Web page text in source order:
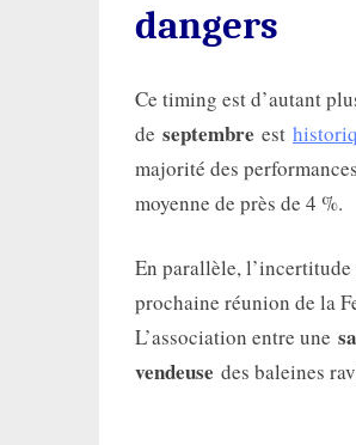
dangers
Ce timing est d’autant
de septembre est
majorité des
moyenne de près de 4 %.
En parallèle,
prochaine réunion de la
L’association entre une
vendeuse des baleines